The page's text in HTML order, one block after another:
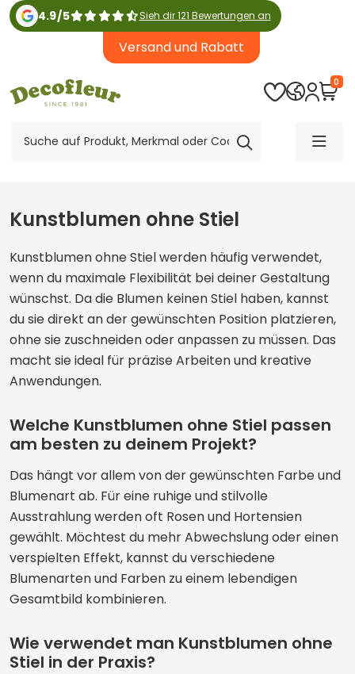
4.9/5 Sieh dir 121 Bewertungen an
Versand und Rabatt
0
Kunstblumen ohne Stiel
Kunstblumen ohne Stiel werden häufig verwendet,
wenn du maximale Flexibilität bei deiner Gestaltung
wünschst. Da die Blumen keinen Stiel haben, kannst
du sie direkt an der gewünschten Position platzieren,
ohne sie zuschneiden oder anpassen zu müssen. Das
macht sie ideal für präzise Arbeiten und kreative
Anwendungen.
Welche Kunstblumen ohne Stiel passen
am besten zu deinem Projekt?
Das hängt vor allem von der gewünschten Farbe und
Blumenart ab. Für eine ruhige und stilvolle
Ausstrahlung werden oft Rosen und Hortensien
gewählt. Möchtest du mehr Abwechslung oder einen
verspielten Effekt, kannst du verschiedene
Blumenarten und Farben zu einem lebendigen
Gesamtbild kombinieren.
Wie verwendet man Kunstblumen ohne
Stiel in der Praxis?